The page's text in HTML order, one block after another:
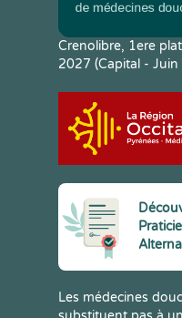
Crenolibre, 1ere
2027 (Capital -
Les médecines